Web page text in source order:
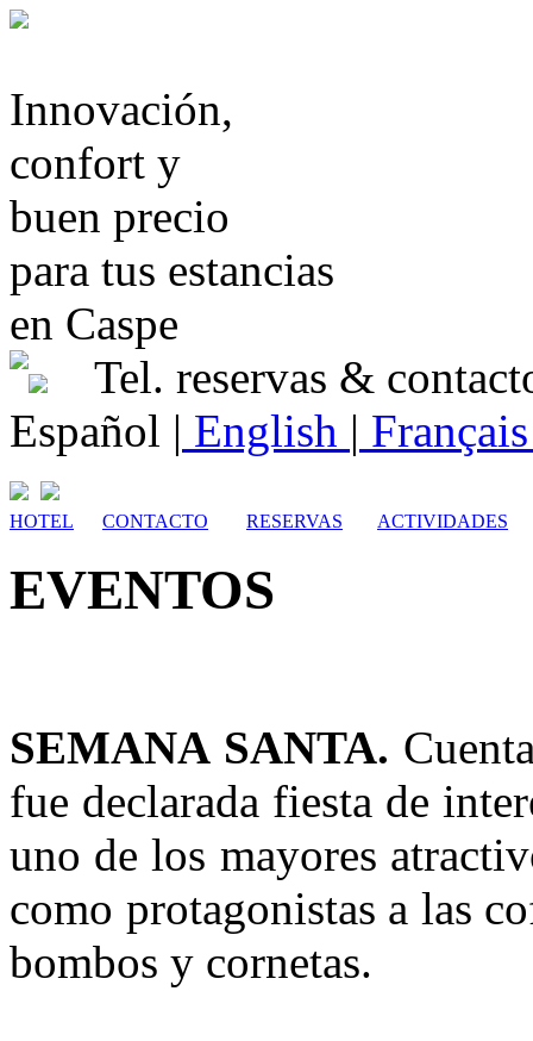
Innovación,
confort y
buen precio
para tus estancias
en Caspe
Tel. reservas &
Español | English |
HOTEL CONTACTO RESERVAS ACTIVIDADES
EVENTOS
SEMANA SANTA.
fue declarada fiesta de
uno de los mayores
como protagonistas a las
bombos y cornetas.